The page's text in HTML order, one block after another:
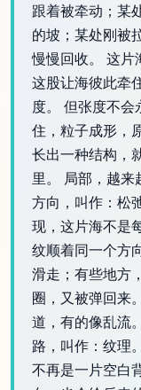
跟着被牵动；某
的坡；某处刚被
慢慢回收。 这片
这股让海彼此牵
度。 但张度不
住，粒子成形，
长出一种结构，
里。 局部，越来
方向，叫作：松
现，这片海不是
纹顺着同一个方
滑走；有些地方
圈，又被弹回来
道，有的像乱流
路，叫作：纹理
不再是一片空白